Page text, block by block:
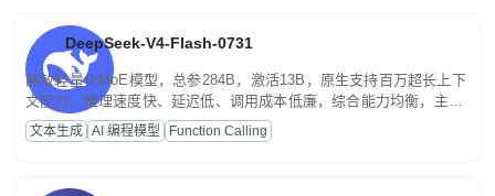
DeepSeek-V4-Flash-0731
高效轻量化MoE模型，总参284B，激活13B，原生支持百万超长上下
文能力。推理速度快、延迟低、调用成本低廉，综合能力均衡，主打
高并发、轻量化任务，适合日常对话、内容创作、基础 RAG、批量
文案处理等普惠刚需场景。
文本生成 AI 编程模型 Function Calling